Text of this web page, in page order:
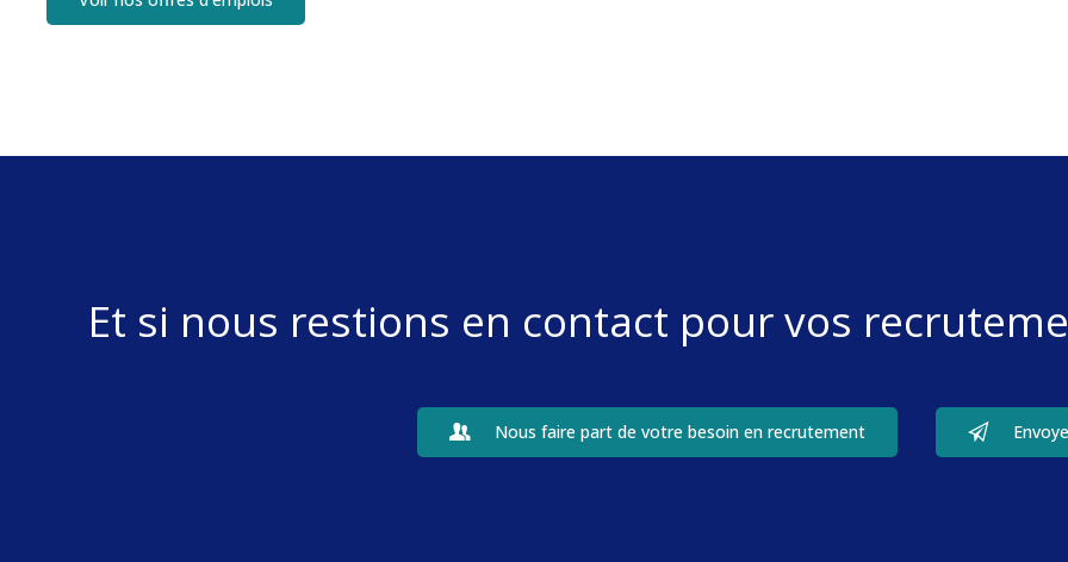
Et si nous restions en contact pour vos
Nous faire part de votre besoin en recrutement